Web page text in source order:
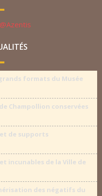
formats du Musée
Champollion conservées
de supports
incunables de la Ville de
des négatifs du